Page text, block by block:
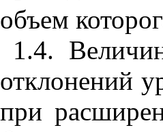
объем
1.4.
отклонений
при